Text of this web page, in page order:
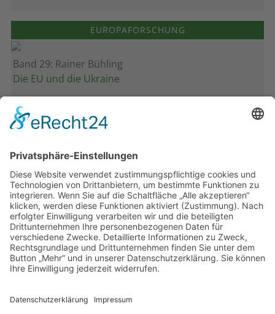
EUROPAFORSCHUNG
Band 29: Rainer Bühling
Die EU und die Ukraine
Band 28: Andrea Zeller
Eurorettung um jeden Preis?
Band 27: Thomas Jansen
Europa verstehen
Band 26: Andreas Öffner
Die Macht der Interessen
Band 25: Edmund Ratka
Deutschlands Mittelmeerpolitik